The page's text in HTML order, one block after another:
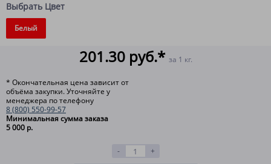
Выбрать Цвет
Белый
201.30 руб.* за 1 кг.
* Окончательная цена зависит от
объёма закупки. Уточняйте у
менеджера по телефону
8 (800) 550-99-57
Минимальная сумма заказа
5 000 р.
- +